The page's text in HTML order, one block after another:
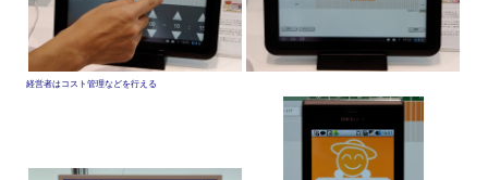
経営者はコスト管理などを行える